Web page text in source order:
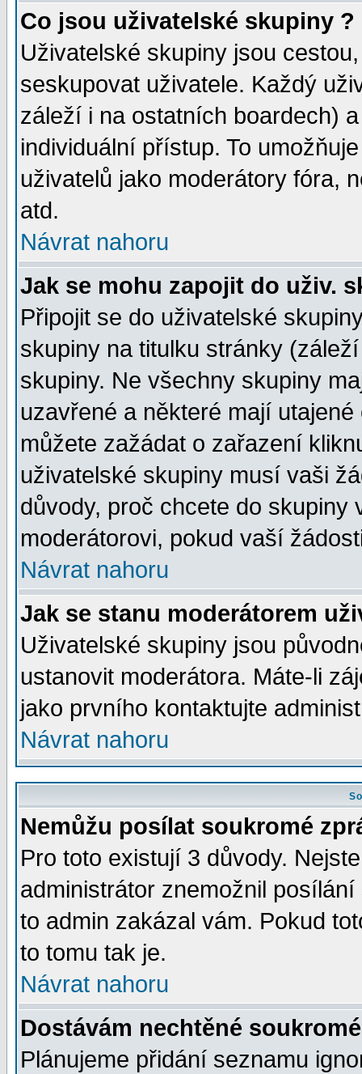
Co jsou uživatelské skupiny ?
Uživatelské skupiny jsou
seskupovat uživatele. Každý
záleží i na ostatních boardech)
individuální přístup. To
uživatelů jako moderátory fóra,
atd.
Návrat nahoru
Jak se mohu zapojit do uživ.
Připojit se do uživatelské
skupiny na titulku stránky
skupiny. Ne všechny skupiny
uzavřené a některé mají
můžete zažádat o zařazení
uživatelské skupiny musí vaši
důvody, proč chcete do skupiny
moderátorovi, pokud vaší
Návrat nahoru
Jak se stanu moderátorem
Uživatelské skupiny jsou
ustanovit moderátora. Máte-li
jako prvního kontaktujte
Návrat nahoru
Nemůžu posílat soukromé
Pro toto existují 3 důvody.
administrátor znemožnil
to admin zakázal vám. Pokud
to tomu tak je.
Návrat nahoru
Dostávám nechtěné
Plánujeme přidání seznamu